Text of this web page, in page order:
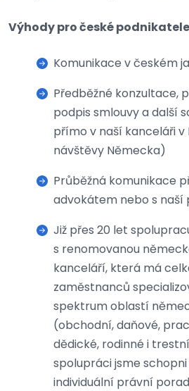
Výhody pro české
Komunikace v českém
Předběžné konzultace,
podpis smlouvy a další
přímo v naší kanceláři
návštěvy Německa)
Průběžná komunikace
advokátem nebo s naší
Již přes 20 let
s renomovanou
kanceláří, která má
zaměstnanců
spektrum oblastí
(obchodní, daňové,
dědické, rodinné i
spolupráci jsme
individuální právní